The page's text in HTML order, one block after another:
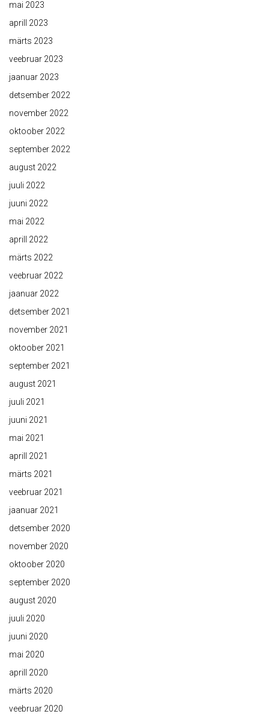
mai 2023
aprill 2023
märts 2023
veebruar 2023
jaanuar 2023
detsember 2022
november 2022
oktoober 2022
september 2022
august 2022
juuli 2022
juuni 2022
mai 2022
aprill 2022
märts 2022
veebruar 2022
jaanuar 2022
detsember 2021
november 2021
oktoober 2021
september 2021
august 2021
juuli 2021
juuni 2021
mai 2021
aprill 2021
märts 2021
veebruar 2021
jaanuar 2021
detsember 2020
november 2020
oktoober 2020
september 2020
august 2020
juuli 2020
juuni 2020
mai 2020
aprill 2020
märts 2020
veebruar 2020